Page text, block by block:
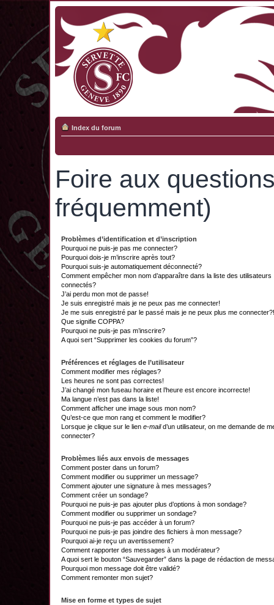
Index du forum
Foire aux
fréquemment)
Problèmes d’identification et d’inscription
Pourquoi ne puis-je pas me connecter?
Pourquoi dois-je m’inscrire après tout?
Pourquoi suis-je automatiquement déconnecté?
Comment empêcher mon nom d’apparaître dans la liste des utilisateurs
connectés?
J’ai perdu mon mot de passe!
Je suis enregistré mais je ne peux pas me connecter!
Je me suis enregistré par le passé mais je ne peux plus me connecter?!
Que signifie COPPA?
Pourquoi ne puis-je pas m’inscrire?
A quoi sert “Supprimer les cookies du forum”?
Préférences et réglages de l’utilisateur
Comment modifier mes réglages?
Les heures ne sont pas correctes!
J’ai changé mon fuseau horaire et l’heure est encore incorrecte!
Ma langue n’est pas dans la liste!
Comment afficher une image sous mon nom?
Qu’est-ce que mon rang et comment le modifier?
Lorsque je clique sur le lien e-maild’un utilisateur, on me demande de
connecter?
Problèmes liés aux envois de messages
Comment poster dans un forum?
Comment modifier ou supprimer un message?
Comment ajouter une signature à mes messages?
Comment créer un sondage?
Pourquoi ne puis-je pas ajouter plus d’options à mon sondage?
Comment modifier ou supprimer un sondage?
Pourquoi ne puis-je pas accéder à un forum?
Pourquoi ne puis-je pas joindre des fichiers à mon message?
Pourquoi ai-je reçu un avertissement?
Comment rapporter des messages à un modérateur?
A quoi sert le bouton “Sauvegarder” dans la page de rédaction de
Pourquoi mon message doit être validé?
Comment remonter mon sujet?
Mise en forme et types de sujet